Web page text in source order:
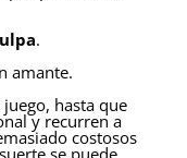
.
amante.
hasta que
y recurren a
costosos
se puede